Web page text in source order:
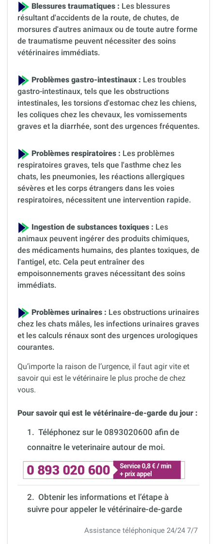
Blessures traumatiques : Les blessures
résultant d'accidents de la route, de chutes, de
morsures d'autres animaux ou de toute autre forme
de traumatisme peuvent nécessiter des soins
vétérinaires immédiats.
Problèmes gastro-intestinaux : Les troubles
gastro-intestinaux, tels que les obstructions
intestinales, les torsions d'estomac chez les chiens,
les coliques chez les chevaux, les vomissements
graves et la diarrhée, sont des urgences fréquentes.
Problèmes respiratoires : Les problèmes
respiratoires graves, tels que l'asthme chez les
chats, les pneumonies, les réactions allergiques
sévères et les corps étrangers dans les voies
respiratoires, nécessitent une intervention rapide.
Ingestion de substances toxiques : Les
animaux peuvent ingérer des produits chimiques,
des médicaments humains, des plantes toxiques, de
l'antigel, etc. Cela peut entraîner des
empoisonnements graves nécessitant des soins
immédiats.
Problèmes urinaires : Les obstructions urinaires
chez les chats mâles, les infections urinaires graves
et les calculs rénaux sont des urgences urologiques
courantes.
Qu’importe la raison de l’urgence, il faut agir vite et
savoir qui est le vétérinaire le plus proche de chez
vous.
Pour savoir qui est le vétérinaire-de-garde du jour :
1. Téléphonez sur le 0893020600 afin de
connaitre le veterinaire autour de moi.
2. Obtenir les informations et l’étape à
suivre pour appeler le vétérinaire-de-garde
Assistance téléphonique 24/24 7/7